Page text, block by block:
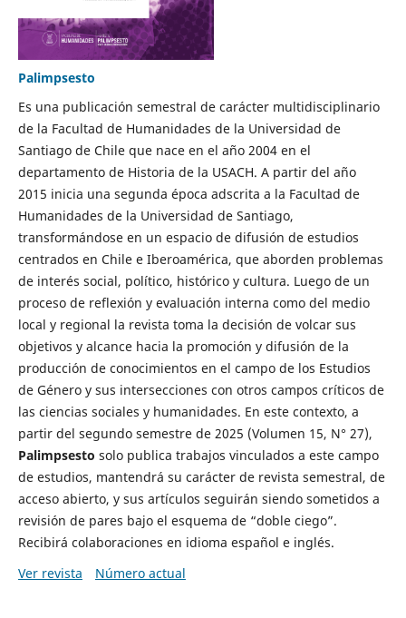
Palimpsesto
Es una publicación semestral de carácter multidisciplinario
de la Facultad de Humanidades de la Universidad de
Santiago de Chile que nace en el año 2004 en el
departamento de Historia de la USACH. A partir del año
2015 inicia una segunda época adscrita a la Facultad de
Humanidades de la Universidad de Santiago,
transformándose en un espacio de difusión de estudios
centrados en Chile e Iberoamérica, que aborden problemas
de interés social, político, histórico y cultura. Luego de un
proceso de reflexión y evaluación interna como del medio
local y regional la revista toma la decisión de volcar sus
objetivos y alcance hacia la promoción y difusión de la
producción de conocimientos en el campo de los Estudios
de Género y sus intersecciones con otros campos críticos de
las ciencias sociales y humanidades. En este contexto, a
partir del segundo semestre de 2025 (Volumen 15, N° 27),
Palimpsesto solo publica trabajos vinculados a este campo
de estudios, mantendrá su carácter de revista semestral, de
acceso abierto, y sus artículos seguirán siendo sometidos a
revisión de pares bajo el esquema de “doble ciego”.
Recibirá colaboraciones en idioma español e inglés.
Ver revista
Número actual